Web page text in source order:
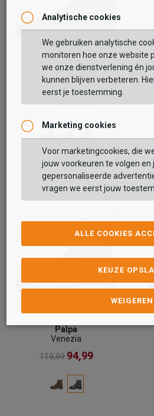
Palpa
Stela
129,9999,99
Palpa
Venezia
119,99 94,99
Analytische cookies
We gebruiken analytische
monitoren hoe onze website
we onze dienstverlening én
kunnen blijven verbeteren.
eerst je toestemming.
Marketing cookies
Voor marketingcookies, die
jouw voorkeuren te volgen en
gepersonaliseerde
vragen we eerst jouw
ALLE COOKIES
KEUZE
WEIGEREN